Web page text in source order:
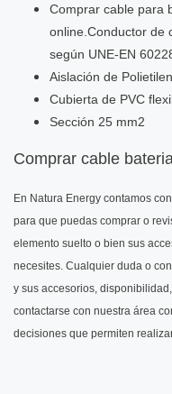
Comprar cable para
online.Conductor de
según UNE-EN
Aislación de
Cubierta de PVC
Sección 25 mm2
Comprar cable
En Natura Energy contamos
para que puedas comprar o
elemento suelto o bien sus
necesites. Cualquier duda o
y sus accesorios,
contactarse con nuestra área
decisiones que permiten